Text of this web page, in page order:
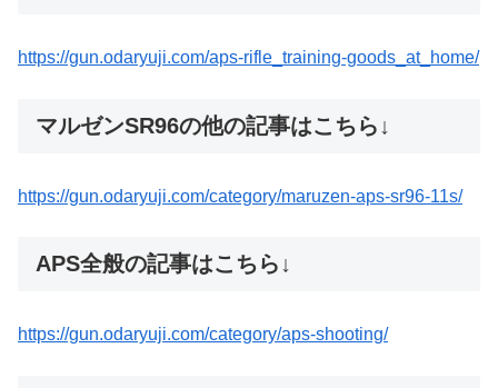
https://gun.odaryuji.com/aps-rifle_training-goods_at_home/
マルゼンSR96の他の記事はこちら↓
https://gun.odaryuji.com/category/maruzen-aps-sr96-11s/
APS全般の記事はこちら↓
https://gun.odaryuji.com/category/aps-shooting/